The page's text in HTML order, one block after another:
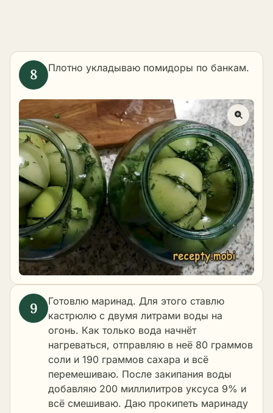
Плотно укладываю помидоры по банкам.
Готовлю маринад. Для этого ставлю
кастрюлю с двумя литрами воды на
огонь. Как только вода начнёт
нагреваться, отправляю в неё 80 граммов
соли и 190 граммов сахара и всё
перемешиваю. После закипания воды
добавляю 200 миллилитров уксуса 9% и
всё смешиваю. Даю прокипеть маринаду